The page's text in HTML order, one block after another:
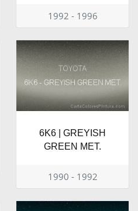
1992 - 1996
6K6 | GREYISH
GREEN MET.
1990 - 1992